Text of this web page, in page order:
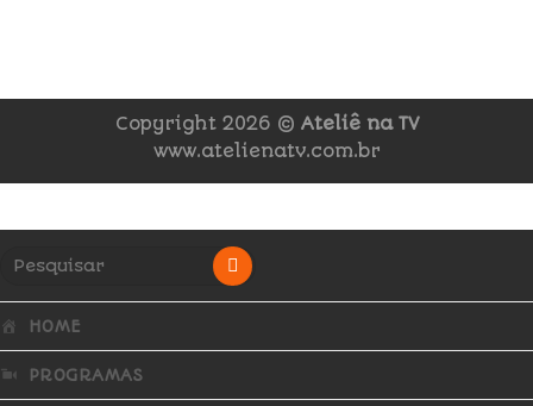
Copyright 2026 © Ateliê na TV
www.atelienatv.com.br
HOME
PROGRAMAS